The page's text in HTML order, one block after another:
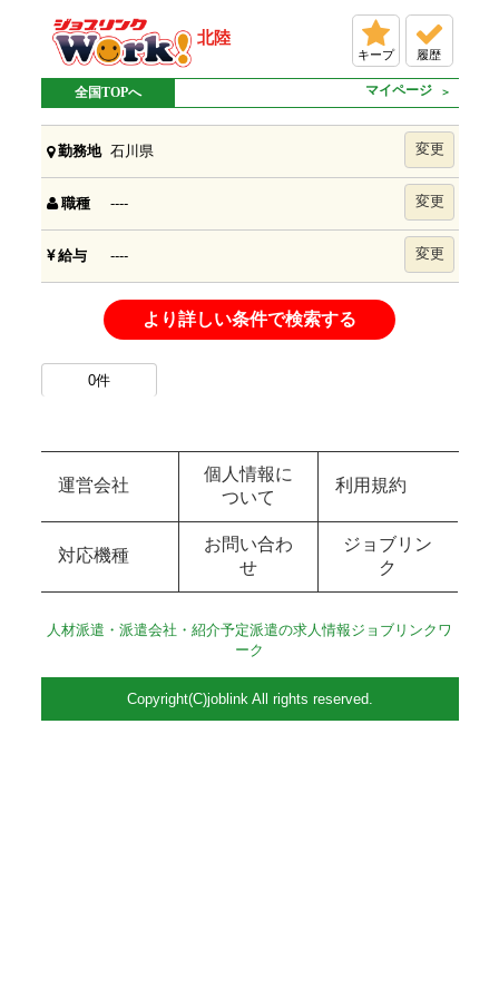
北陸
キープ 履歴
全国TOPへ マイページ
勤務地 石川県 変更
職種 ---- 変更
給与 ---- 変更
より詳しい条件で検索する
0件
運営会社
個人情報に
ついて
利用規約
対応機種
お問い合わ
せ
ジョブリン
ク
人材派遣・派遣会社・紹介予定派遣の求人情報ジョブリンクワ
ーク
Copyright(C)joblink All rights reserved.